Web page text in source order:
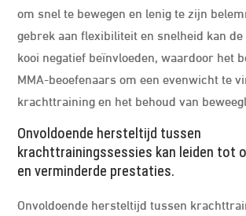
om snel te bewegen en lenig te zijn
gebrek aan flexibiliteit en snelheid kan
kooi negatief beïnvloeden, waardoor het
MMA-beoefenaars om een evenwicht te
krachttraining en het behoud van
Onvoldoende hersteltijd tussen
krachttrainingssessies kan leiden tot
en verminderde prestaties.
Onvoldoende hersteltijd tussen